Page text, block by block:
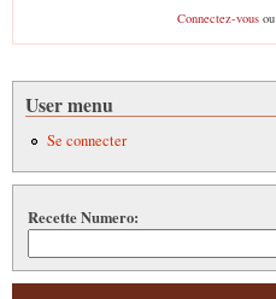
Connectez-vousou
User menu
Se connecter
Recette Numero: